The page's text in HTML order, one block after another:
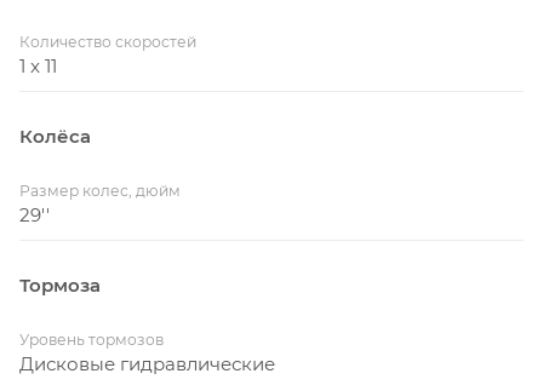
Количество скоростей
1 x 11
Колёса
Размер колес, дюйм
29''
Тормоза
Уровень тормозов
Дисковые гидравлические